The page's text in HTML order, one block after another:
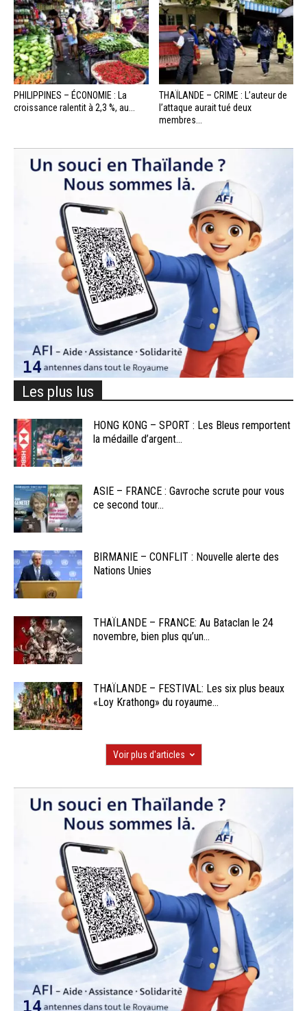
PHILIPPINES – ÉCONOMIE : La
croissance ralentit à 2,3 %, au...
THAÏLANDE – CRIME : L’auteur de
l’attaque aurait tué deux
membres...
Les plus lus
HONG KONG – SPORT : Les Bleus remportent
la médaille d’argent...
ASIE – FRANCE : Gavroche scrute pour vous
ce second tour...
BIRMANIE – CONFLIT : Nouvelle alerte des
Nations Unies
THAÏLANDE – FRANCE: Au Bataclan le 24
novembre, bien plus qu’un...
THAÏLANDE – FESTIVAL: Les six plus beaux
«Loy Krathong» du royaume...
Voir plus d'articles